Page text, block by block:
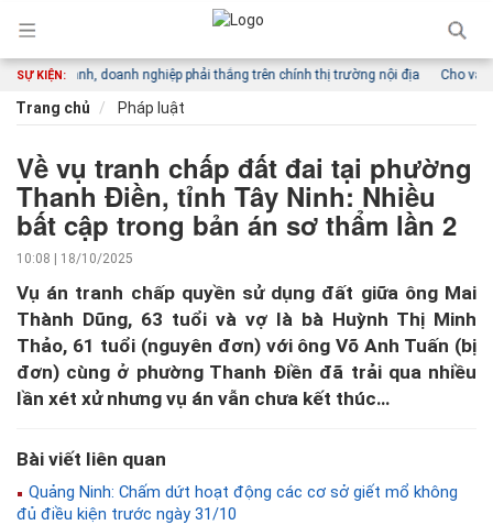
SỰ KIỆN:
mạnh, doanh nghiệp phải thắng trên chính thị trường nội địa Cho vay linh
Trang chủ Pháp luật
Về vụ tranh chấp đất đai tại phường
Thanh Điền, tỉnh Tây Ninh: Nhiều
bất cập trong bản án sơ thẩm lần 2
10:08 | 18/10/2025
Vụ án tranh chấp quyền sử dụng đất giữa ông Mai
Thành Dũng, 63 tuổi và vợ là bà Huỳnh Thị Minh
Thảo, 61 tuổi (nguyên đơn) với ông Võ Anh Tuấn (bị
đơn) cùng ở phường Thanh Điền đã trải qua nhiều
lần xét xử nhưng vụ án vẫn chưa kết thúc…
Bài viết liên quan
Quảng Ninh: Chấm dứt hoạt động các cơ sở giết mổ không
đủ điều kiện trước ngày 31/10